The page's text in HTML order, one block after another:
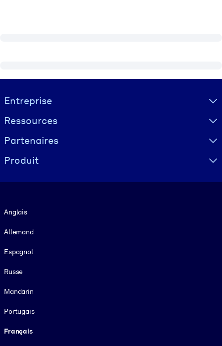
Visually hidden Text
Entreprise
Ressources
Partenaires
Produit
Anglais
Allemand
Espagnol
Russe
Mandarin
Portugais
Français